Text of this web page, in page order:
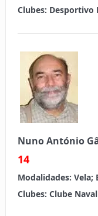
Clubes: Desportivo
Nuno António
14
Modalidades: Vela;
Clubes: Clube